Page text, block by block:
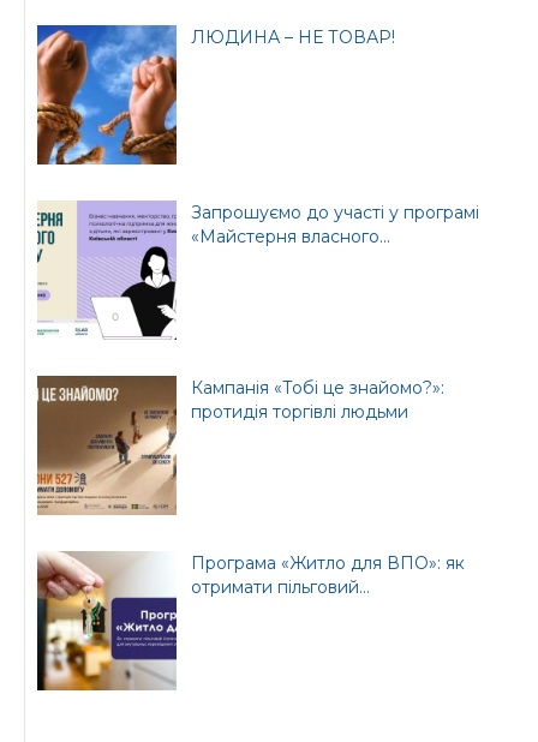
ЛЮДИНА – НЕ ТОВАР!
Запрошуємо до участі у програмі
«Майстерня власного...
Кампанія «Тобі це знайомо?»:
протидія торгівлі людьми
Програма «Житло для ВПО»: як
отримати пільговий...